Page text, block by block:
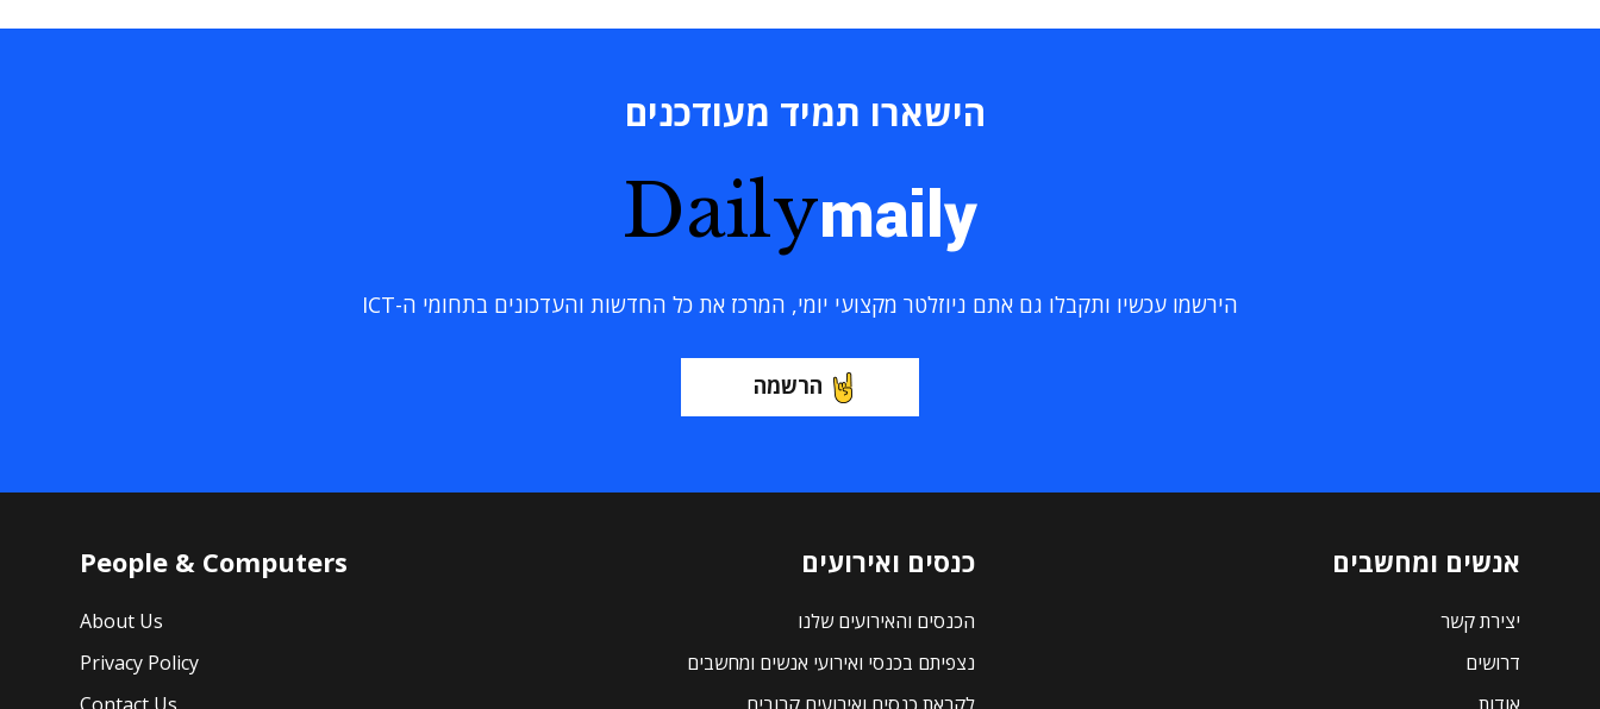
הישארו תמיד מעודכנים
Dailymaily
הירשמו עכשיו ותקבלו גם אתם ניוזלטר מקצועי יומי, המרכז את כל החדשות והעדכונים בתחומי ה-ICT
הרשמה
אנשים ומחשבים
יצירת קשר
דרושים
כנסים ואירועים
הכנסים והאירועים שלנו
נצפיתם בכנסי ואירועי אנשים ומחשבים
People & Computers
About Us
Privacy Policy